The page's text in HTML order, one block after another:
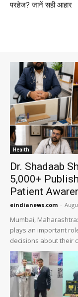
परहेज? जानें सही आहार
Health
Dr. Shadaab
5,000+
Patient
eindianews.com -
Mumbai,
plays an important
decisions about their